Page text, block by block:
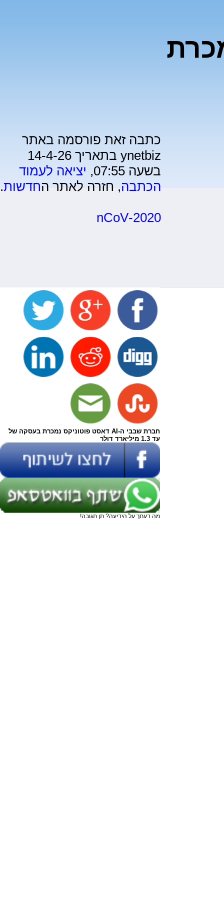
כתבה זאת פורסמה באתר
ynetbiz בתאריך 14-4-26
בשעה 07:55,
יציאה לעמוד
הכתבה, חזרה לאתר החדשות.
2020-nCoV
חברת שבבי ה-AI דאסט פוטוניקס נמכרת בעסקה של
עד 1.3 מיליארד דולר
מה דעתך על הידיעה? תן תגובה!